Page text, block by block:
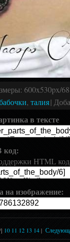
: 600x530px/
, талия|
в тексте
код:
HTML
изображение:
] 10 11 12 13 14|